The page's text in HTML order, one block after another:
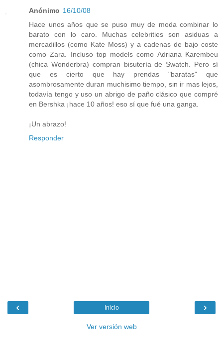
Anónimo 16/10/08
Hace unos años que se puso muy de moda combinar lo
barato con lo caro. Muchas celebrities son asiduas a
mercadillos (como Kate Moss) y a cadenas de bajo coste
como Zara. Incluso top models como Adriana Karembeu
(chica Wonderbra) compran bisutería de Swatch. Pero sí
que es cierto que hay prendas "baratas" que
asombrosamente duran muchisimo tiempo, sin ir mas lejos,
todavía tengo y uso un abrigo de paño clásico que compré
en Bershka ¡hace 10 años! eso sí que fué una ganga.
¡Un abrazo!
Responder
‹ ›
Inicio
Ver versión web